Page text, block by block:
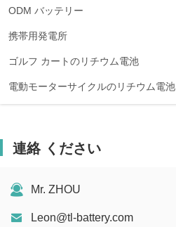
ODM バッテリー
携帯用発電所
ゴルフ カートのリチウム電池
電動モーターサイクルのリチウム電池
連絡 ください
Mr. ZHOU
Leon@tl-battery.com